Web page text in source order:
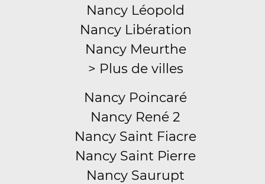
Nancy Léopold
Nancy Libération
Nancy Meurthe
> Plus de villes
Nancy Poincaré
Nancy René 2
Nancy Saint Fiacre
Nancy Saint Pierre
Nancy Saurupt